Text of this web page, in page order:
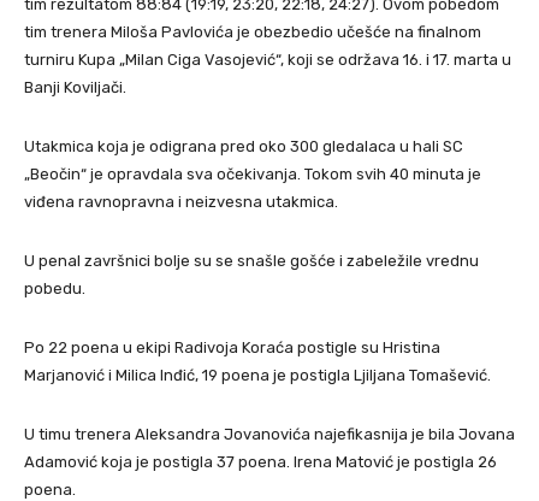
tim rezultatom 88:84 (19:19, 23:20, 22:18, 24:27). Ovom pobedom
tim trenera Miloša Pavlovića je obezbedio učešće na finalnom
turniru Kupa „Milan Ciga Vasojević“, koji se održava 16. i 17. marta u
Banji Koviljači.
Utakmica koja je odigrana pred oko 300 gledalaca u hali SC
„Beočin“ je opravdala sva očekivanja. Tokom svih 40 minuta je
viđena ravnopravna i neizvesna utakmica.
U penal završnici bolje su se snašle gošće i zabeležile vrednu
pobedu.
Po 22 poena u ekipi Radivoja Koraća postigle su Hristina
Marjanović i Milica Inđić, 19 poena je postigla Ljiljana Tomašević.
U timu trenera Aleksandra Jovanovića najefikasnija je bila Jovana
Adamović koja je postigla 37 poena. Irena Matović je postigla 26
poena.